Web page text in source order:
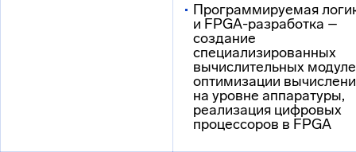
Программируемая
и FPGA-разработка –
создание
специализированных
вычислительных
оптимизации
на уровне аппаратуры,
реализация цифровых
процессоров в FPGA